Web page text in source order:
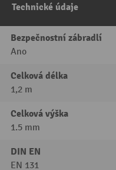
Technické údaje
Bezpečnostní zábradlí
Ano
Celková délka
1,2 m
Celková výška
1.5 mm
DIN EN
EN 131